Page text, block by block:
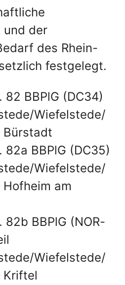
und der
des Rhein-
festgelegt.
82 BBPlG (DC34)
Wiefelstede/
Bürstadt
82a BBPlG (DC35)
Wiefelstede/
am
82b BBPlG (NOR-
Wiefelstede/
Kriftel